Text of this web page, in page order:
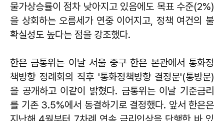
물가상승률이 점차 낮아지고 있음에도 목표 수준(2%)
을 상회하는 오름세가 연중 이어지고, 정책 여건의 불
확실성도 높다는 점을 강조했다.
한은 금통위는 이날 서울 중구 한은 본관에서 통화정
책방향 정례회의 직후 '통화정책방향 결정문'(통방문)
을 공개하고 이같이 밝혔다. 금통위는 이날 기준금리
를 기존 3.5%에서 동결하기로 결정했다. 앞서 한은은